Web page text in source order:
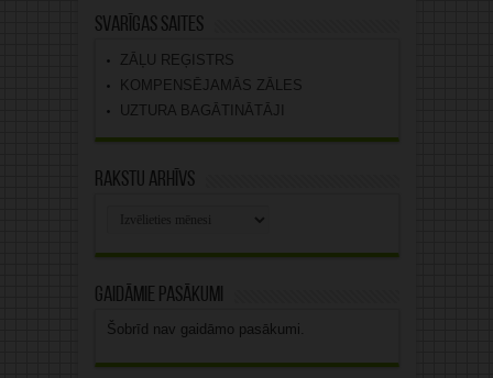
Svarīgas saites
ZĀĻU REĢISTRS
KOMPENSĒJAMĀS ZĀLES
UZTURA BAGĀTINĀTĀJI
Rakstu arhīvs
Gaidāmie pasākumi
Šobrīd nav gaidāmo pasākumi.